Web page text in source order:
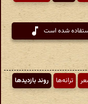
شده است
ترانه‌ها
روند بازدیدها